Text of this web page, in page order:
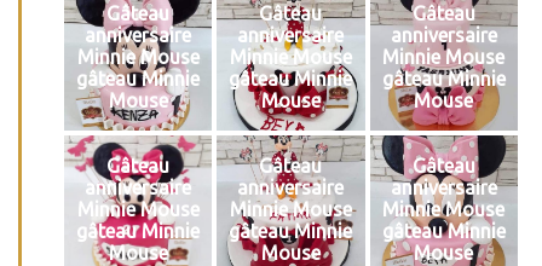
Gâteau
anniversaire
Minnie Mouse
gâteau Minnie
Mouse
Gâteau
anniversaire
Minnie Mouse
gâteau Minnie
Mouse
Gâteau
anniversaire
Minnie Mouse
gâteau Minnie
Mouse
Gâteau
anniversaire
Minnie Mouse
gâteau Minnie
Mouse
Gâteau
anniversaire
Minnie Mouse
gâteau Minnie
Mouse
Gâteau
anniversaire
Minnie Mouse
gâteau Minnie
Mouse